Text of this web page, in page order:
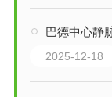
巴德中心静
2025-12-18